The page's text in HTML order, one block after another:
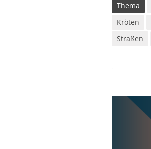
Thema
Kröten
Straßen